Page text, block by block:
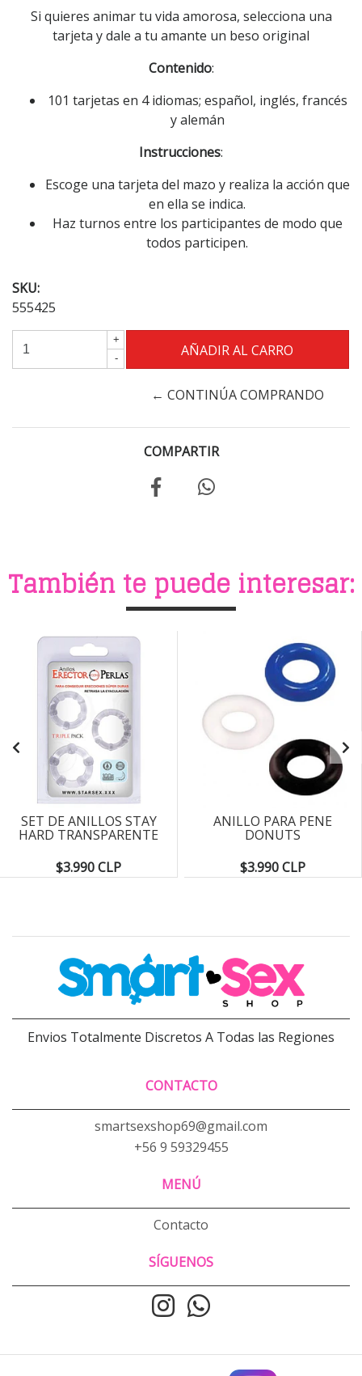
Si quieres animar tu vida amorosa, selecciona una
tarjeta y dale a tu amante un beso original
Contenido:
101 tarjetas en 4 idiomas; español, inglés, francés
y alemán
Instrucciones:
Escoge una tarjeta del mazo y realiza la acción que
en ella se indica.
Haz turnos entre los participantes de modo que
todos participen.
SKU:
555425
+
-
← CONTINÚA COMPRANDO
COMPARTIR
También te puede interesar:
SET DE ANILLOS STAY
HARD TRANSPARENTE
$3.990 CLP
ANILLO PARA PENE
DONUTS
$3.990 CLP
Envios Totalmente Discretos A Todas las Regiones
CONTACTO
smartsexshop69@gmail.com
+56 9 59329455
MENÚ
Contacto
SÍGUENOS